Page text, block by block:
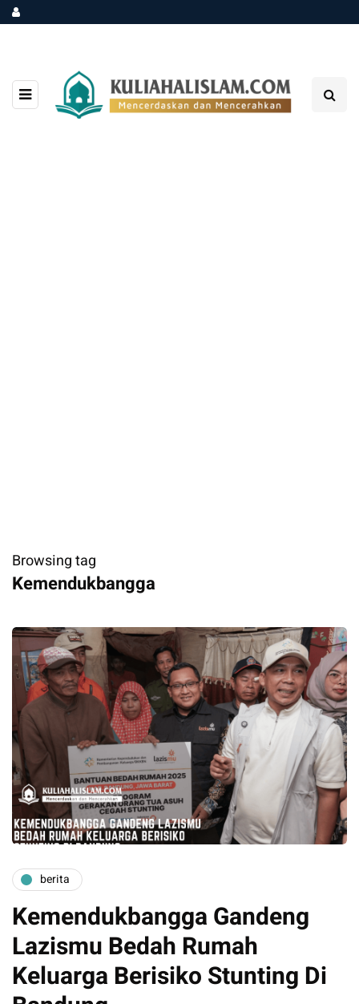
Browsing tag
Kemendukbangga
berita
Kemendukbangga Gandeng
Lazismu Bedah Rumah
Keluarga Berisiko Stunting Di